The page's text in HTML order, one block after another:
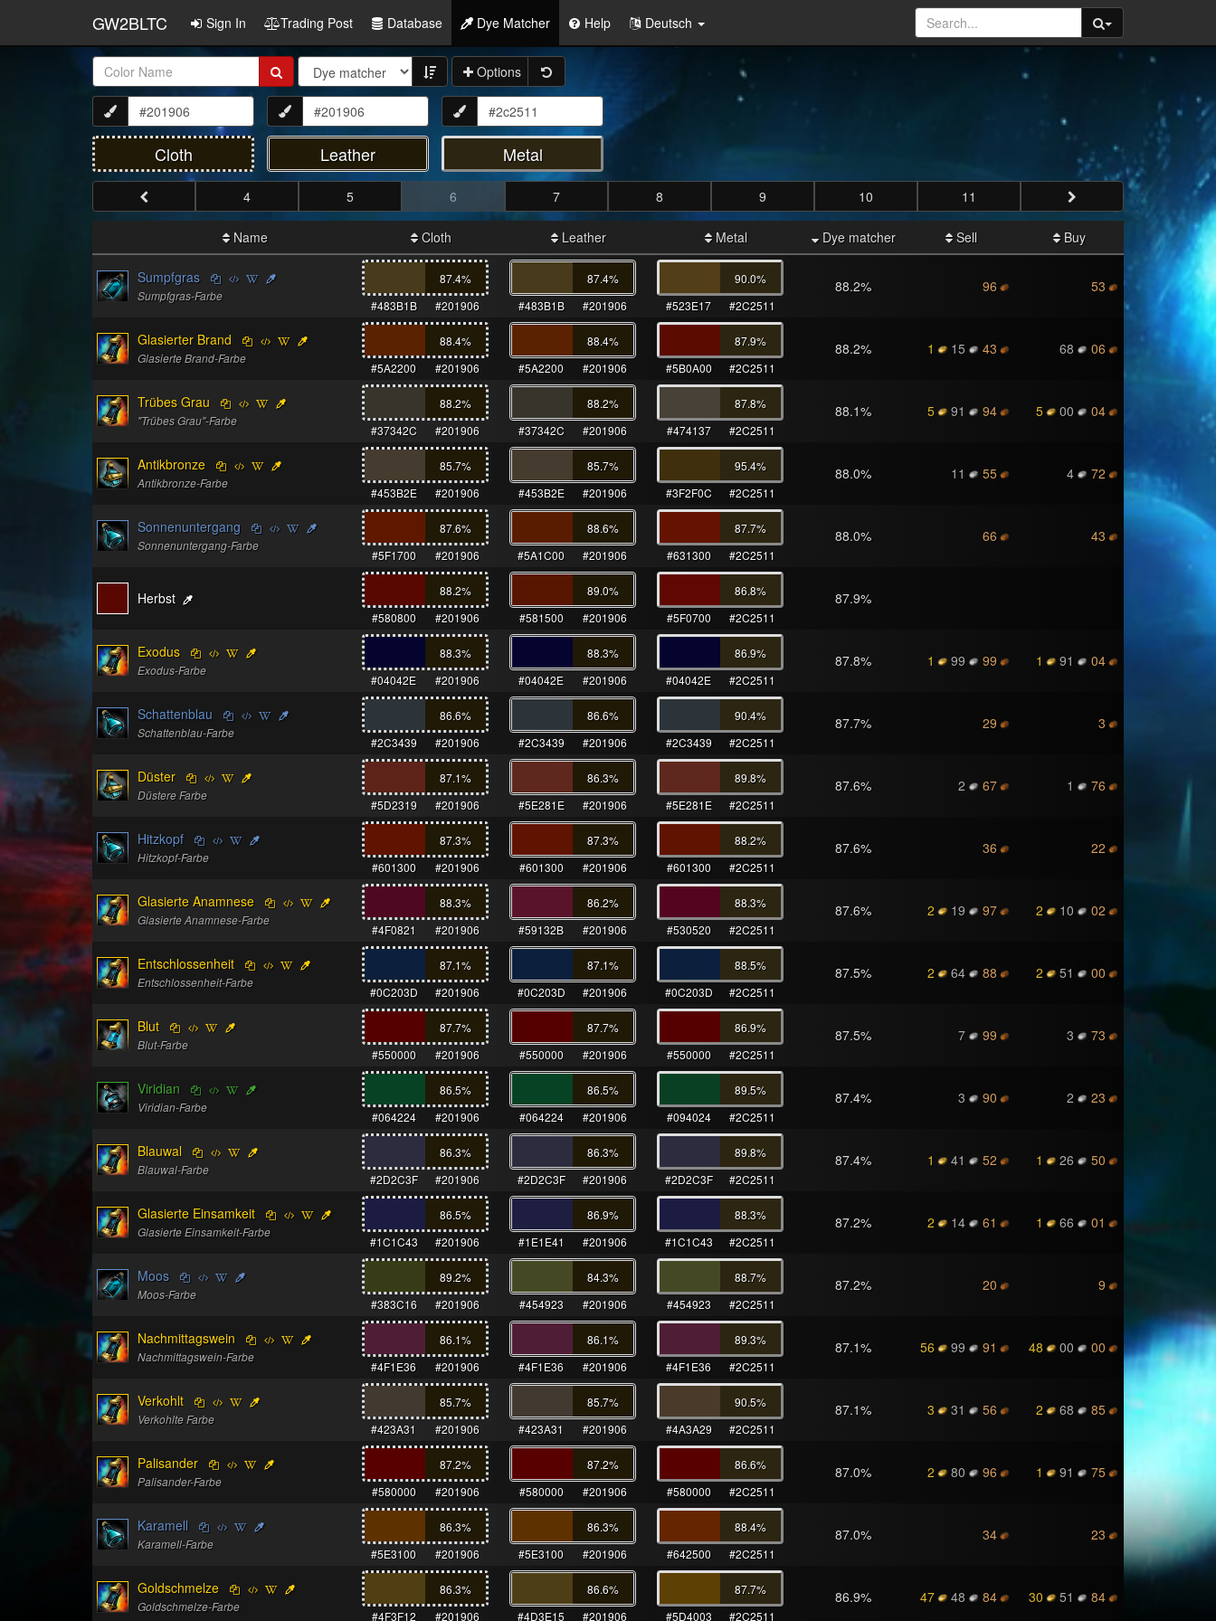
GW2BLTC Sign In Trading Post Database Dye Matcher Help Deutsch
Item
Name:
Options
Cloth Leather Metal
4 5 6 7 8 9 10 11
Name Cloth Leather Metal Dye matcher Sell Buy
Sumpfgras
Sumpfgras-Farbe
87.4%
#483B1B
#201906
87.4%
#483B1B
#201906
90.0%
#523E17
#2C2511
88.2% 96 53
Glasierter Brand
Glasierte Brand-Farbe
88.4%
#5A2200
#201906
88.4%
#5A2200
#201906
87.9%
#5B0A00
#2C2511
88.2% 1 15 43 68 06
Trübes Grau
"Trübes Grau"-Farbe
88.2%
#37342C
#201906
88.2%
#37342C
#201906
87.8%
#474137
#2C2511
88.1% 5 91 94 5 00 04
Antikbronze
Antikbronze-Farbe
85.7%
#453B2E
#201906
85.7%
#453B2E
#201906
95.4%
#3F2F0C
#2C2511
88.0% 11 55 4 72
Sonnenuntergang
Sonnenuntergang-Farbe
87.6%
#5F1700
#201906
88.6%
#5A1C00
#201906
87.7%
#631300
#2C2511
88.0% 66 43
Herbst 88.2%
#580800
#201906
89.0%
#581500
#201906
86.8%
#5F0700
#2C2511
87.9%
Exodus
Exodus-Farbe
88.3%
#04042E
#201906
88.3%
#04042E
#201906
86.9%
#04042E
#2C2511
87.8% 1 99 99 1 91 04
Schattenblau
Schattenblau-Farbe
86.6%
#2C3439
#201906
86.6%
#2C3439
#201906
90.4%
#2C3439
#2C2511
87.7% 29 3
Düster
Düstere Farbe
87.1%
#5D2319
#201906
86.3%
#5E281E
#201906
89.8%
#5E281E
#2C2511
87.6% 2 67 1 76
Hitzkopf
Hitzkopf-Farbe
87.3%
#601300
#201906
87.3%
#601300
#201906
88.2%
#601300
#2C2511
87.6% 36 22
Glasierte Anamnese
Glasierte Anamnese-Farbe
88.3%
#4F0821
#201906
86.2%
#59132B
#201906
88.3%
#530520
#2C2511
87.6% 2 19 97 2 10 02
Entschlossenheit
Entschlossenheit-Farbe
87.1%
#0C203D
#201906
87.1%
#0C203D
#201906
88.5%
#0C203D
#2C2511
87.5% 2 64 88 2 51 00
Blut
Blut-Farbe
87.7%
#550000
#201906
87.7%
#550000
#201906
86.9%
#550000
#2C2511
87.5% 7 99 3 73
Viridian
Viridian-Farbe
86.5%
#064224
#201906
86.5%
#064224
#201906
89.5%
#094024
#2C2511
87.4% 3 90 2 23
Blauwal
Blauwal-Farbe
86.3%
#2D2C3F
#201906
86.3%
#2D2C3F
#201906
89.8%
#2D2C3F
#2C2511
87.4% 1 41 52 1 26 50
Glasierte Einsamkeit
Glasierte Einsamkeit-Farbe
86.5%
#1C1C43
#201906
86.9%
#1E1E41
#201906
88.3%
#1C1C43
#2C2511
87.2% 2 14 61 1 66 01
Moos
Moos-Farbe
89.2%
#383C16
#201906
84.3%
#454923
#201906
88.7%
#454923
#2C2511
87.2% 20 9
Nachmittagswein
Nachmittagswein-Farbe
86.1%
#4F1E36
#201906
86.1%
#4F1E36
#201906
89.3%
#4F1E36
#2C2511
87.1% 56 99 91 48 00 00
Verkohlt
Verkohlte Farbe
85.7%
#423A31
#201906
85.7%
#423A31
#201906
90.5%
#4A3A29
#2C2511
87.1% 3 31 56 2 68 85
Palisander
Palisander-Farbe
87.2%
#580000
#201906
87.2%
#580000
#201906
86.6%
#580000
#2C2511
87.0% 2 80 96 1 91 75
Karamell
Karamell-Farbe
86.3%
#5E3100
#201906
86.3%
#5E3100
#201906
88.4%
#642500
#2C2511
87.0% 34 23
Goldschmelze
Goldschmelze-Farbe
86.3%
#4F3F12
#201906
86.6%
#4D3E15
#201906
87.7%
#5D4003
#2C2511
86.9% 47 48 84 30 51 84